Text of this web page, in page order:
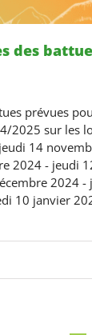
des
2025 ⚠️
des
prévues
2025 sur les
14
2024 - jeudi
2024 -
10 janvier